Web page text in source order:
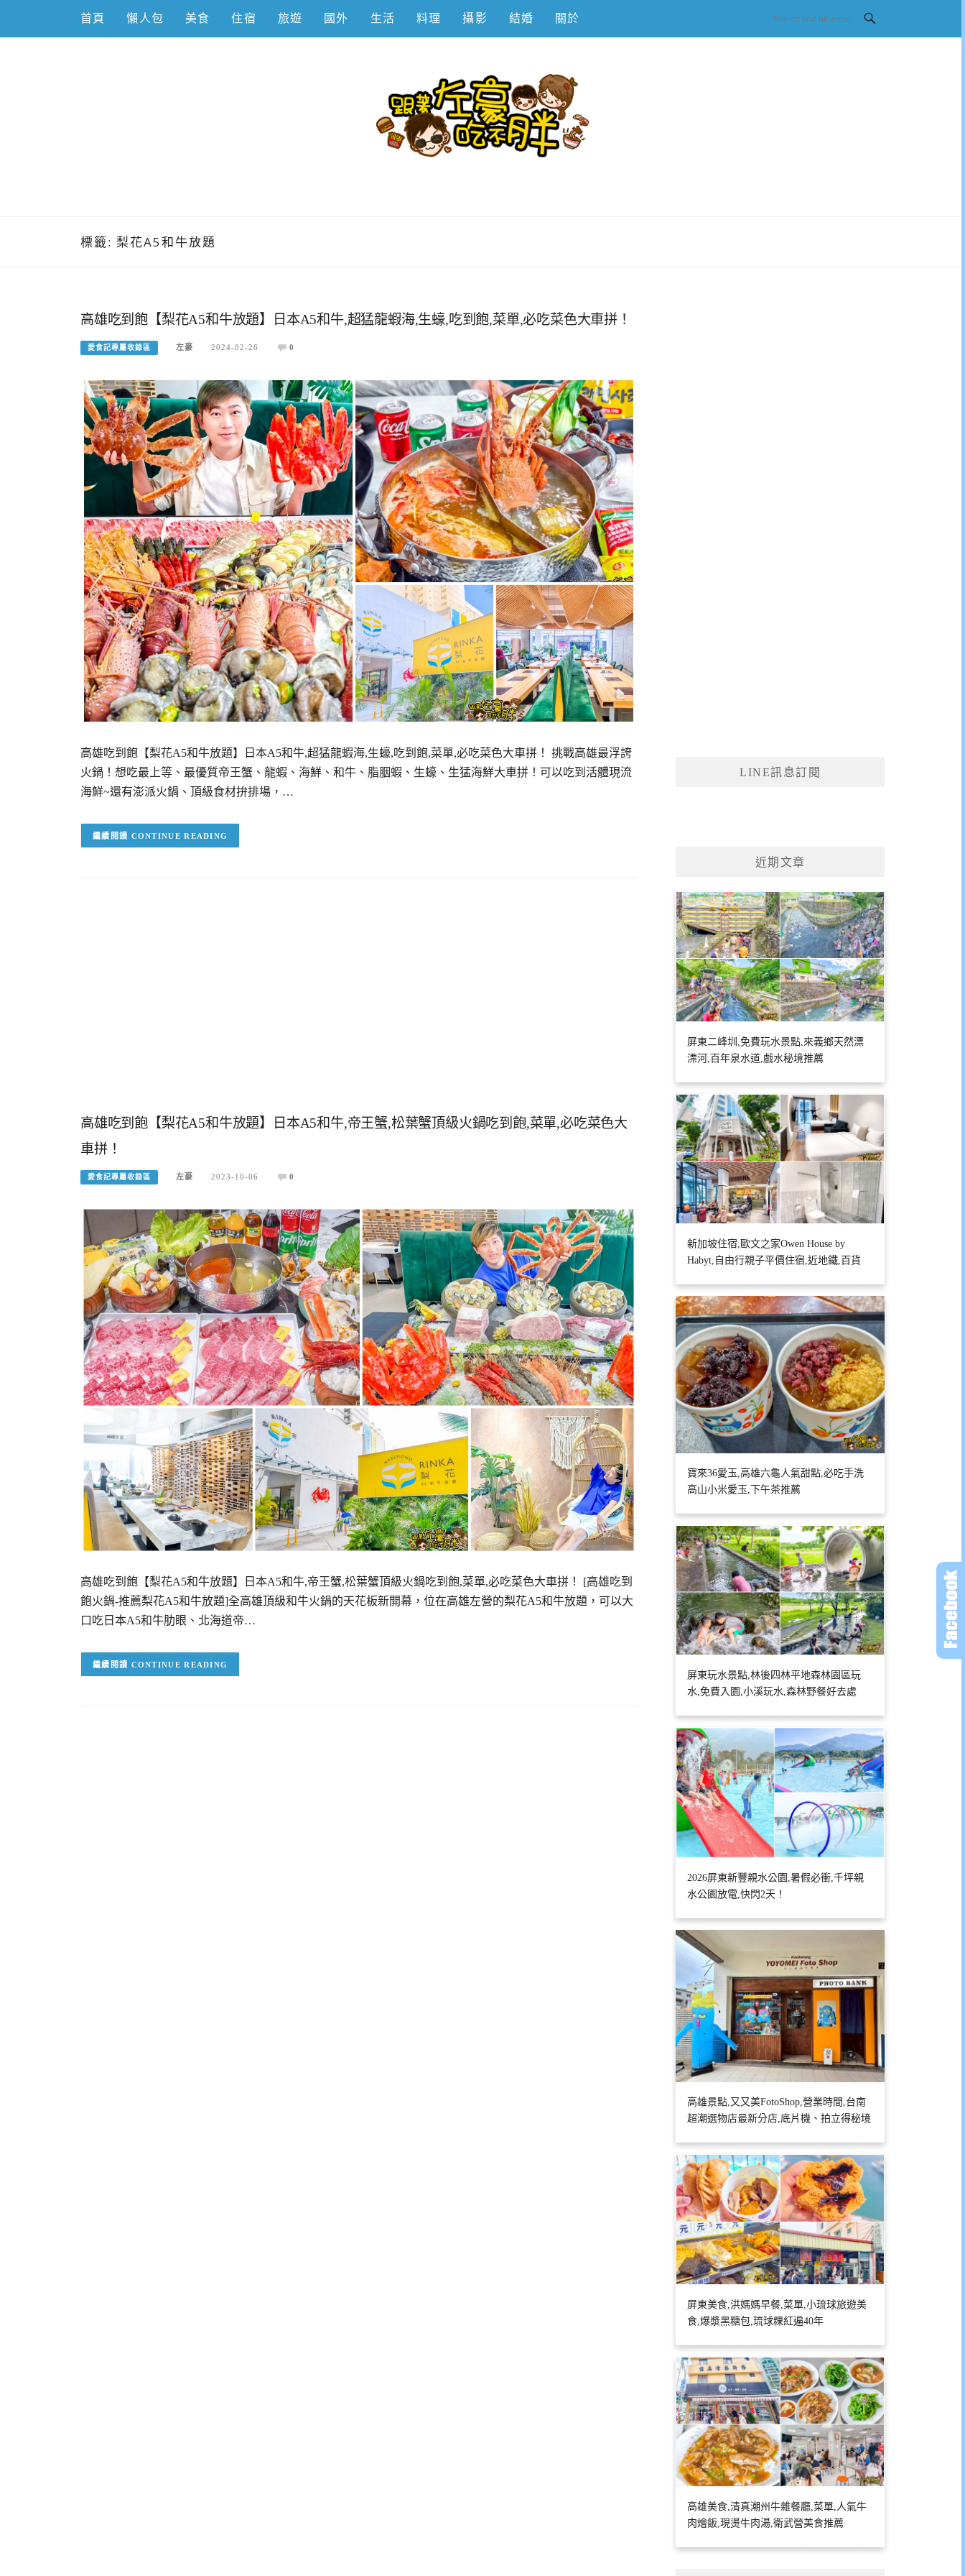
content
首頁 懶人包 美食 住宿 旅遊 國外 生活 料理 攝影 結婚 關於
標籤: 梨花A5和牛放題
高雄吃到飽【梨花A5和牛放題】日本A5和牛,超猛龍蝦海,生蠔,吃到飽,菜單,必吃菜色大車拼！
愛食記專屬收錄區 左豪 2024-02-26 0
高雄吃到飽【梨花A5和牛放題】日本A5和牛,超猛龍蝦海,生蠔,吃到飽,菜單,必吃菜色大車拼！ 挑戰高雄最浮誇
火鍋！想吃最上等、最優質帝王蟹、龍蝦、海鮮、和牛、脂胭蝦、生蠔、生猛海鮮大車拼！可以吃到活體現流
海鮮~還有澎派火鍋、頂級食材拚排場，…
CONTINUE READING
高雄吃到飽【梨花A5和牛放題】日本A5和牛,帝王蟹,松葉蟹頂級火鍋吃到飽,菜單,必吃菜色大
車拼！
愛食記專屬收錄區 左豪 2023-10-06 0
高雄吃到飽【梨花A5和牛放題】日本A5和牛,帝王蟹,松葉蟹頂級火鍋吃到飽,菜單,必吃菜色大車拼！ [高雄吃到
飽火鍋-推薦梨花A5和牛放題]全高雄頂級和牛火鍋的天花板新開幕，位在高雄左營的梨花A5和牛放題，可以大
口吃日本A5和牛肋眼、北海道帝…
CONTINUE READING
LINE訊息訂閱
近期文章
屏東二峰圳,免費玩水景點,來義鄉天然漂
漂河,百年泉水道,戲水秘境推薦
新加坡住宿,歐文之家Owen House by
Habyt,自由行親子平價住宿,近地鐵,百貨
寶來36愛玉,高雄六龜人氣甜點,必吃手洗
高山小米愛玉,下午茶推薦
屏東玩水景點,林後四林平地森林園區玩
水,免費入園,小溪玩水,森林野餐好去處
2026屏東新豐親水公園,暑假必衝,千坪親
水公園放電,快閃2天！
高雄景點,又又美FotoShop,營業時間,台南
超潮選物店最新分店,底片機、拍立得秘境
屏東美食,洪媽媽早餐,菜單,小琉球旅遊美
食,爆漿黑糖包,琉球粿紅遍40年
高雄美食,清真潮州牛雜餐廳,菜單,人氣牛
肉燴飯,現燙牛肉湯,衛武營美食推薦